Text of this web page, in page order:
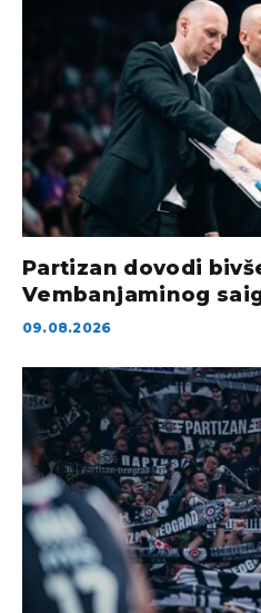
Partizan dovodi
Vembanjaminog
09.08.2026